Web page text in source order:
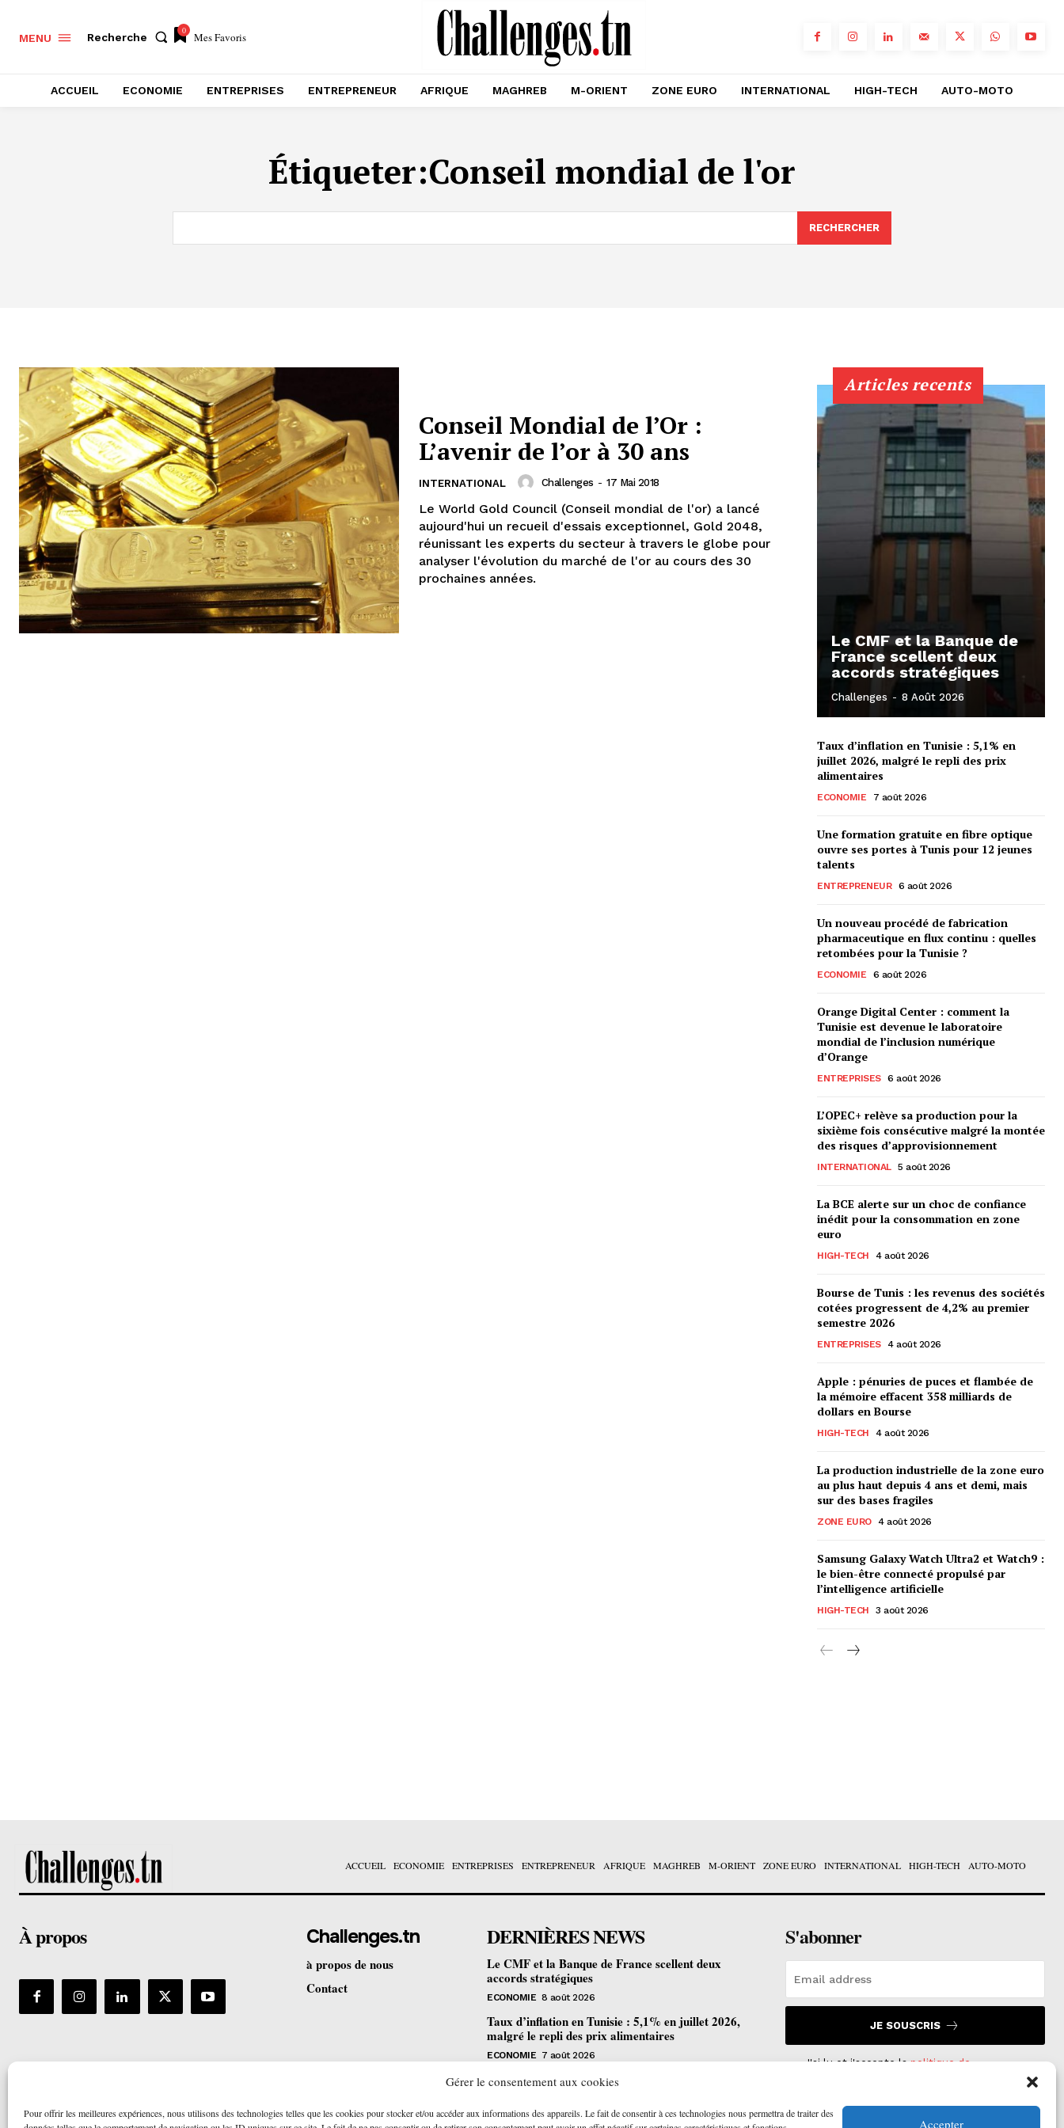
Gérer le consentement aux cookies
Pour offrir les meilleures expériences, nous utilisons des technologies telles que les cookies pour stocker et/ou accéder aux informations des appareils. Le fait de consentir à ces technologies nous permettra de traiter des
Accepter
MENU Recherche
0 Mes Favoris
ACCUEIL ECONOMIE ENTREPRISES ENTREPRENEUR AFRIQUE MAGHREB M-ORIENT ZONE EURO INTERNATIONAL HIGH-TECH AUTO-MOTO
Étiqueter:Conseil mondial de l'or
RECHERCHER
Conseil Mondial de l’Or :
L’avenir de l’or à 30 ans
INTERNATIONAL Challenges - 17 Mai 2018
Le World Gold Council (Conseil mondial de l'or) a lancé
aujourd'hui un recueil d'essais exceptionnel, Gold 2048,
réunissant les experts du secteur à travers le globe pour
analyser l'évolution du marché de l'or au cours des 30
prochaines années.
Articles recents
Le CMF et la Banque de
France scellent deux
accords stratégiques
Challenges - 8 Août 2026
Taux d’inflation en Tunisie : 5,1% en
juillet 2026, malgré le repli des prix
alimentaires
ECONOMIE 7 août 2026
Une formation gratuite en fibre optique
ouvre ses portes à Tunis pour 12 jeunes
talents
ENTREPRENEUR 6 août 2026
Un nouveau procédé de fabrication
pharmaceutique en flux continu : quelles
retombées pour la Tunisie ?
ECONOMIE 6 août 2026
Orange Digital Center : comment la
Tunisie est devenue le laboratoire
mondial de l’inclusion numérique
d’Orange
ENTREPRISES 6 août 2026
L’OPEC+ relève sa production pour la
sixième fois consécutive malgré la montée
des risques d’approvisionnement
INTERNATIONAL 5 août 2026
La BCE alerte sur un choc de confiance
inédit pour la consommation en zone
euro
HIGH-TECH 4 août 2026
Bourse de Tunis : les revenus des sociétés
cotées progressent de 4,2% au premier
semestre 2026
ENTREPRISES 4 août 2026
Apple : pénuries de puces et flambée de
la mémoire effacent 358 milliards de
dollars en Bourse
HIGH-TECH 4 août 2026
La production industrielle de la zone euro
au plus haut depuis 4 ans et demi, mais
sur des bases fragiles
ZONE EURO 4 août 2026
Samsung Galaxy Watch Ultra2 et Watch9 :
le bien-être connecté propulsé par
l’intelligence artificielle
HIGH-TECH 3 août 2026
ACCUEIL ECONOMIE ENTREPRISES ENTREPRENEUR AFRIQUE MAGHREB M-ORIENT ZONE EURO INTERNATIONAL HIGH-TECH AUTO-MOTO
À propos Challenges.tn
à propos de nous
Contact
DERNIÈRES NEWS
Le CMF et la Banque de France scellent deux
accords stratégiques
ECONOMIE 8 août 2026
Taux d’inflation en Tunisie : 5,1% en juillet 2026,
malgré le repli des prix alimentaires
ECONOMIE 7 août 2026
Une formation gratuite en fibre optique ouvre ses
ENTREPRENEUR 6 août 2026
S'abonner
JE SOUSCRIS
J'ai lu et j'accepte lapolitique de